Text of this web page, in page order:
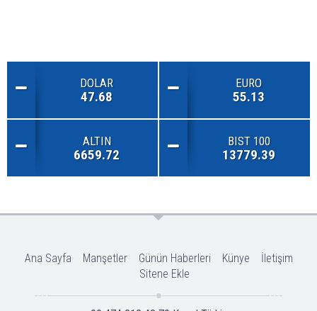
DOLAR
47.68
EURO
55.13
ALTIN
6659.72
BIST 100
13779.39
Ana Sayfa Manşetler Günün Haberleri Künye
İletişim
Sitene Ekle